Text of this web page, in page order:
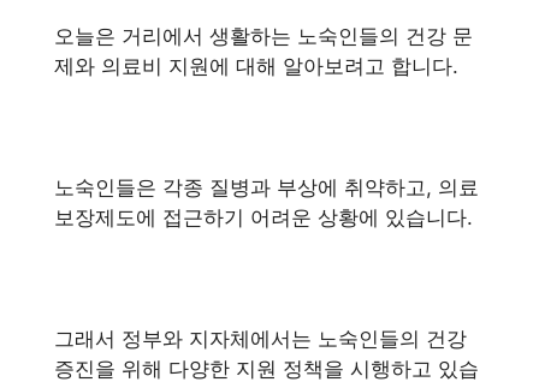
오늘은 거리에서 생활하는 노숙인들의 건강 문
제와 의료비 지원에 대해 알아보려고 합니다.
노숙인들은 각종 질병과 부상에 취약하고, 의료
보장제도에 접근하기 어려운 상황에 있습니다.
그래서 정부와 지자체에서는 노숙인들의 건강
증진을 위해 다양한 지원 정책을 시행하고 있습